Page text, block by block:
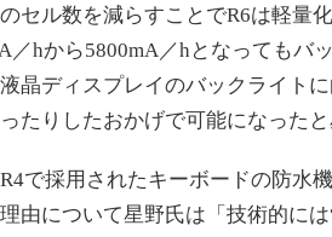
セル数を減らすことでR6は軽量
／hから5800mA／hとなってもバ
晶ディスプレイのバックライト
たりしたおかげで可能になったと
で採用されたキーボードの防水
由について星野氏は「技術的に